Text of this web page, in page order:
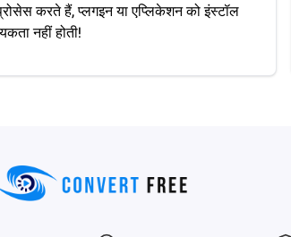
करते हैं, प्लगइन या एप्लिकेशन को इंस्टॉल
नहीं होती!